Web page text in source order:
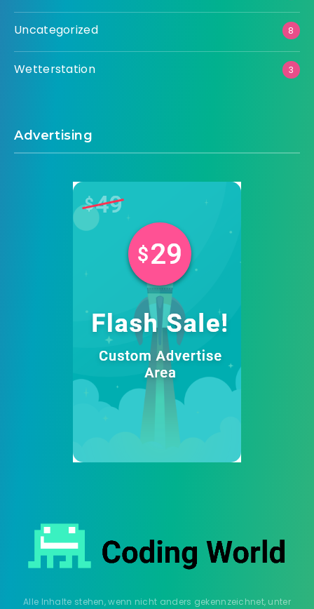
Uncategorized 8
Wetterstation 3
Advertising
Alle Inhalte stehen, wenn nicht anders gekennzeichnet, unter